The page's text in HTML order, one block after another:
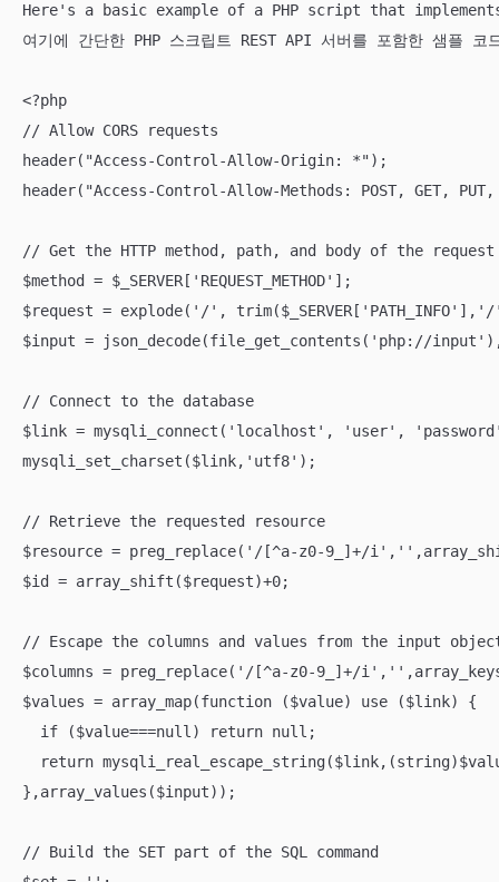
Here's a basic example of a PHP script that
여기에 간단한 PHP 스크립트 REST API 서버를 포함한 샘플 코
<?php
// Allow CORS requests
header("Access-Control-Allow-Origin: *");
header("Access-Control-Allow-Methods: POST, GET, PUT,
// Get the HTTP method, path, and body of the request
$method = $_SERVER['REQUEST_METHOD'];
$request = explode('/',
$input = json_decode(file_get_contents('php://
// Connect to the database
$link = mysqli_connect('localhost', 'user',
mysqli_set_charset($link,'utf8');
// Retrieve the requested resource
$resource = preg_replace('/[^a-z0-9_]+/
$id = array_shift($request)+0;
// Escape the columns and values from the input
$columns = preg_replace('/[^a-z0-9_]+/
$values = array_map(function ($value) use ($link) {
  if ($value===null) return null;
return
},array_values($input));
// Build the SET part of the SQL command